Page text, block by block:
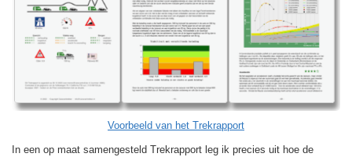
Voorbeeld van het Trekrapport
In een op maat samengesteld Trekrapport leg ik precies uit hoe de